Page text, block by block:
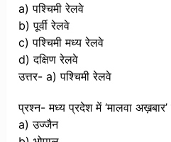
a) पश्चिमी रेलवे
b) पूर्वी रेलवे
c) पश्चिमी मध्य रेलवे
d) दक्षिण रेलवे
उत्तर- a) पश्चिमी रेलवे
प्रश्न- मध्य प्रदेश में ‘मालवा
a) उज्जैन